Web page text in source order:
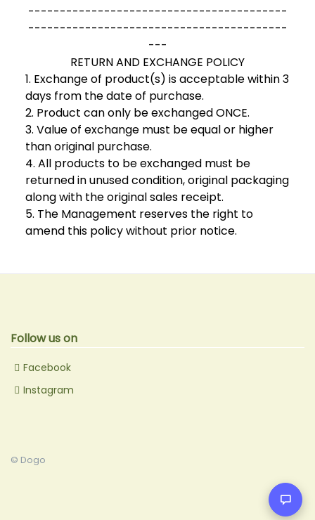
-----------------------------------------
-----------------------------------------
---
RETURN AND EXCHANGE POLICY
1. Exchange of product(s) is acceptable within 3
days from the date of purchase.
2. Product can only be exchanged ONCE.
3. Value of exchange must be equal or higher
than original purchase.
4. All products to be exchanged must be
returned in unused condition, original packaging
along with the original sales receipt.
5. The Management reserves the right to
amend this policy without prior notice.
Follow us on
Facebook
Instagram
© Dogo